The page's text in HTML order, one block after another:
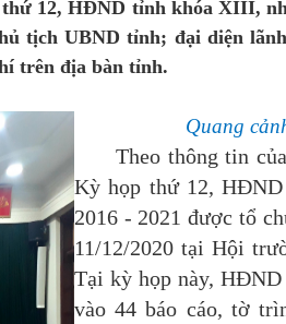
12, HĐND tỉnh khóa XIII,
tịch UBND tỉnh; đại diện
trên địa bàn tỉnh.
Quang
Theo thông tin của
Kỳ họp thứ 12,
2016 - 2021 được tổ
11/12/2020 tại Hội
Tại kỳ họp này,
vào 44 báo cáo, tờ